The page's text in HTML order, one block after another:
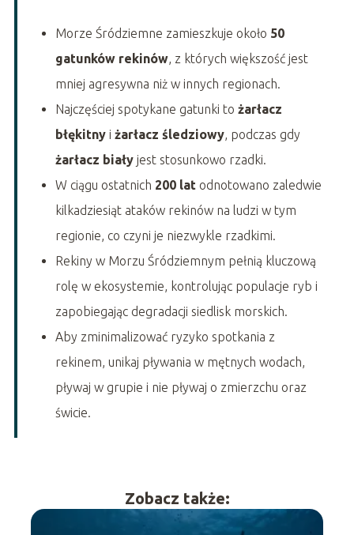
Morze Śródziemne zamieszkuje około 50
gatunków rekinów, z których większość jest
mniej agresywna niż w innych regionach.
Najczęściej spotykane gatunki to żarłacz
błękitnyi żarłacz śledziowy, podczas gdy
żarłacz białyjest stosunkowo rzadki.
W ciągu ostatnich 200 latodnotowano zaledwie
kilkadziesiąt ataków rekinów na ludzi w tym
regionie, co czyni je niezwykle rzadkimi.
Rekiny w Morzu Śródziemnym pełnią kluczową
rolę w ekosystemie, kontrolując populacje ryb i
zapobiegając degradacji siedlisk morskich.
Aby zminimalizować ryzyko spotkania z
rekinem, unikaj pływania w mętnych wodach,
pływaj w grupie i nie pływaj o zmierzchu oraz
świcie.
Zobacz także: